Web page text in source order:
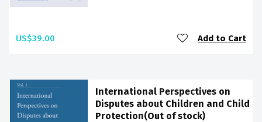
US$39.00 Add to Cart
International Perspectives on
Disputes about Children and Child
Protection(Out of stock)